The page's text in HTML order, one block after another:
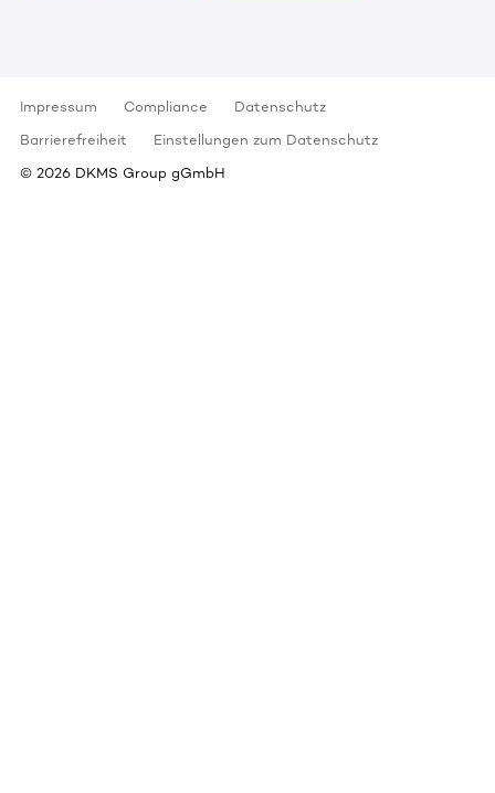
Impressum Compliance
Datenschutz
Barrierefreiheit
Einstellungen zum Datenschutz
© 2026 DKMS Group gGmbH